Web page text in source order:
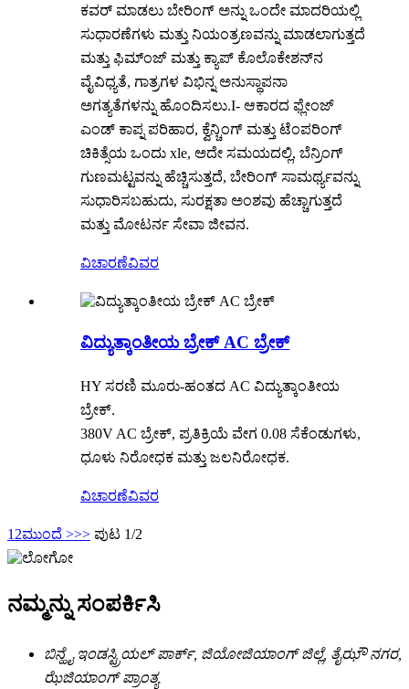
ಕವರ್ ಮಾಡಲು ಬೇರಿಂಗ್ ಅನ್ನು ಒಂದೇ ಮಾದರಿಯಲ್ಲಿ
ಸುಧಾರಣೆಗಳು ಮತ್ತು ನಿಯಂತ್ರಣವನ್ನು ಮಾಡಲಾಗುತ್ತದೆ
ಮತ್ತು ಫಿಮ್ಂಜ್ ಮತ್ತು ಕ್ಯಾಪ್ ಕೊಲೊಕೇಶನ್‌ನ
ವೈವಿಧ್ಯತೆ, ಗಾತ್ರಗಳ ವಿಭಿನ್ನ ಅನುಸ್ಥಾಪನಾ
ಅಗತ್ಯತೆಗಳನ್ನು ಹೊಂದಿಸಲು.I- ಆಕಾರದ ಫ್ಲೇಂಜ್
ಎಂಡ್ ಕಾಪ್ನ ಪರಿಹಾರ, ಕ್ವೆನ್ಚಿಂಗ್ ಮತ್ತು ಟೆಂಪರಿಂಗ್
ಚಿಕಿತ್ಸೆಯ ಒಂದು xle, ಅದೇ ಸಮಯದಲ್ಲಿ, ಬೆನ್ರಿಂಗ್
ಗುಣಮಟ್ಟವನ್ನು ಹೆಚ್ಚಿಸುತ್ತದೆ, ಬೇರಿಂಗ್ ಸಾಮರ್ಥ್ಯವನ್ನು
ಸುಧಾರಿಸಬಹುದು, ಸುರಕ್ಷತಾ ಅಂಶವು ಹೆಚ್ಚಾಗುತ್ತದೆ
ಮತ್ತು ಮೋಟರ್ನ ಸೇವಾ ಜೀವನ.
ವಿಚಾರಣೆವಿವರ
ವಿದ್ಯುತ್ಕಾಂತೀಯ ಬ್ರೇಕ್ AC ಬ್ರೇಕ್
HY ಸರಣಿ ಮೂರು-ಹಂತದ AC ವಿದ್ಯುತ್ಕಾಂತೀಯ
ಬ್ರೇಕ್.
380V AC ಬ್ರೇಕ್, ಪ್ರತಿಕ್ರಿಯೆ ವೇಗ 0.08 ಸೆಕೆಂಡುಗಳು,
ಧೂಳು ನಿರೋಧಕ ಮತ್ತು ಜಲನಿರೋಧಕ.
ವಿಚಾರಣೆವಿವರ
1 2ಮುಂದೆ >>> ಪುಟ 1/2
ನಮ್ಮನ್ನು ಸಂಪರ್ಕಿಸಿ
ಬಿನ್ಹೈ ಇಂಡಸ್ಟ್ರಿಯಲ್ ಪಾರ್ಕ್, ಜಿಯೋಜಿಯಾಂಗ್ ಜಿಲ್ಲೆ, ತೈಝೌ ನಗರ,
ಝೆಜಿಯಾಂಗ್ ಪ್ರಾಂತ್ಯ